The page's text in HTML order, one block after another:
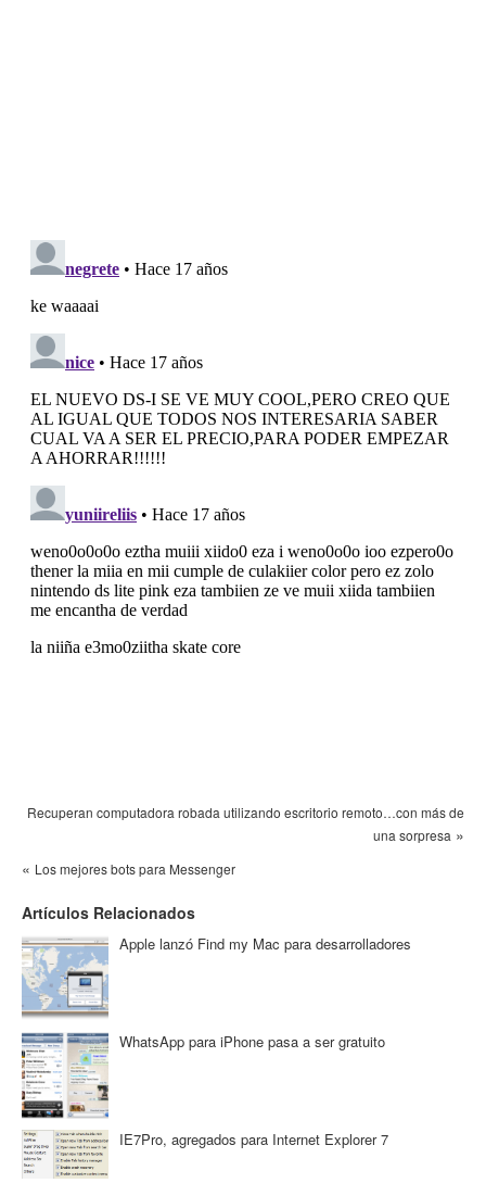
Recuperan computadora robada utilizando escritorio remoto…con más de
una sorpresa »
« Los mejores bots para Messenger
Artículos Relacionados
Apple lanzó Find my Mac para desarrolladores
WhatsApp para iPhone pasa a ser gratuito
IE7Pro, agregados para Internet Explorer 7